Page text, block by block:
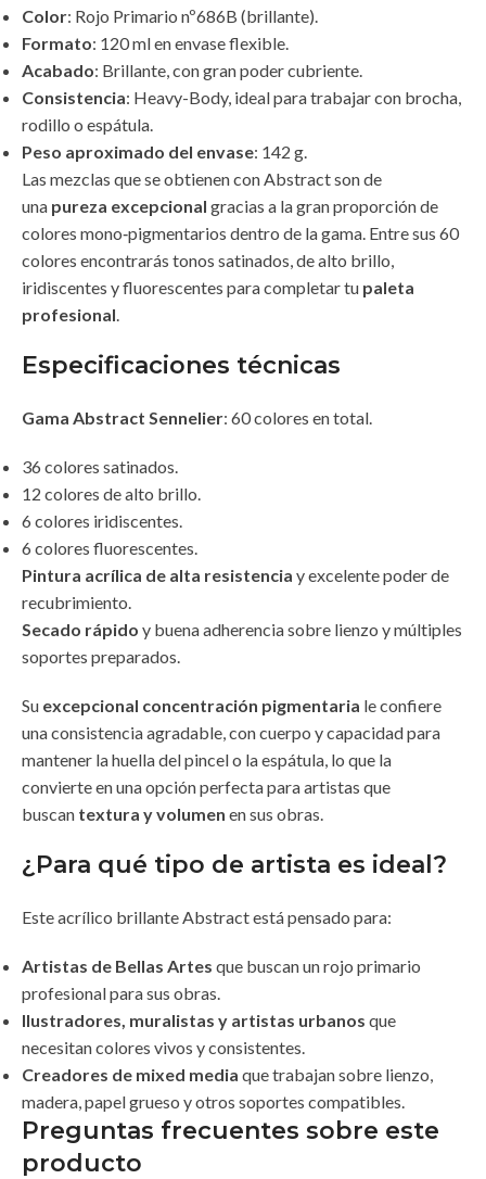
Color: Rojo Primario nº686B (brillante).
Formato: 120 ml en envase flexible.
Acabado: Brillante, con gran poder cubriente.
Consistencia: Heavy-Body, ideal para trabajar con brocha,
rodillo o espátula.
Peso aproximado del envase: 142 g.
Las mezclas que se obtienen con Abstract son de
una pureza excepcional gracias a la gran proporción de
colores mono‑pigmentarios dentro de la gama. Entre sus 60
colores encontrarás tonos satinados, de alto brillo,
iridiscentes y fluorescentes para completar tu paleta
profesional
Especificaciones técnicas
Gama Abstract Sennelier: 60 colores en total.
36 colores satinados.
12 colores de alto brillo.
6 colores iridiscentes.
6 colores fluorescentes.
Pintura acrílica de alta resistencia y excelente poder de
recubrimiento.
Secado rápido y buena adherencia sobre lienzo y múltiples
soportes preparados.
Su excepcional concentración pigmentaria le confiere
una consistencia agradable, con cuerpo y capacidad para
mantener la huella del pincel o la espátula, lo que la
convierte en una opción perfecta para artistas que
buscan textura y volumen en sus obras.
¿Para qué tipo de artista es ideal?
Este acrílico brillante Abstract está pensado para:
Artistas de Bellas Artes que buscan un rojo primario
profesional para sus obras.
Ilustradores, muralistas y artistas urbanos que
necesitan colores vivos y consistentes.
Creadores de mixed media que trabajan sobre lienzo,
madera, papel grueso y otros soportes compatibles.
Preguntas frecuentes sobre este
producto